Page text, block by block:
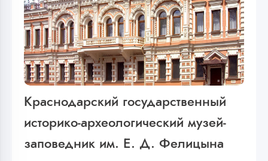
Краснодарский государственный
историко-археологический музей-
заповедник им. Е. Д. Фелицына